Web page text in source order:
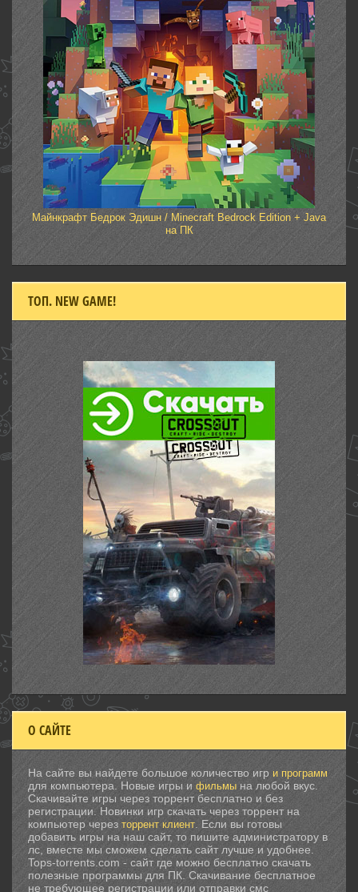
Майнкрафт Бедрок Эдишн / Minecraft Bedrock Edition + Java
на ПК
ТОП. NEW GAME!
О САЙТЕ
На сайте вы найдете большое количество игр и программ
для компьютера. Новые игры и фильмы на любой вкус.
Скачивайте игры через торрент бесплатно и без
регистрации. Новинки игр скачать через торрент на
компьютер через торрент клиент . Если вы готовы
добавить игры на наш сайт, то пишите администратору в
лс, вместе мы сможем сделать сайт лучше и удобнее.
Tops-torrents.com - сайт где можно бесплатно скачать
полезные программы для ПК. Скачивание бесплатное
не требующее регистрации или отправки смс